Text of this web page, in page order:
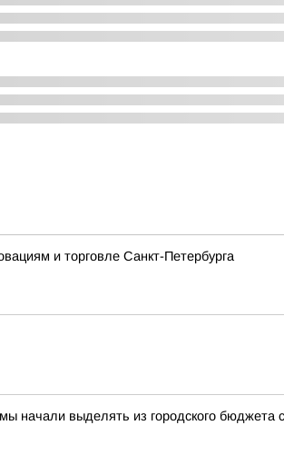
и торговле Санкт-Петербурга
начали выделять из городского